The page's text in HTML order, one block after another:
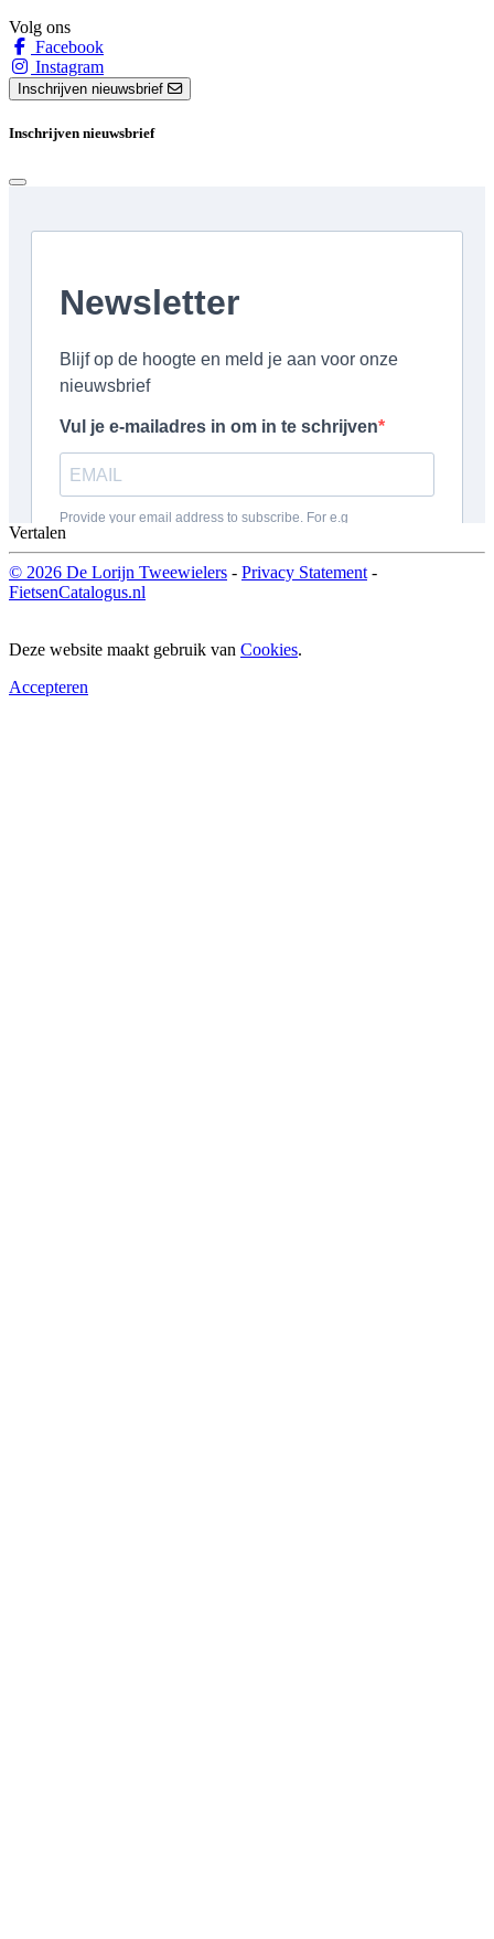
Volg ons
Facebook
Instagram
Inschrijven nieuwsbrief
Inschrijven nieuwsbrief
Vertalen
© 2026 De Lorijn Tweewielers - Privacy Statement -
FietsenCatalogus.nl
Deze website maakt gebruik van Cookies.
Accepteren